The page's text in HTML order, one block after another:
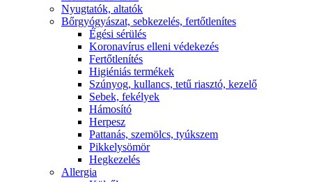
Nyugtatók, altatók
Bőrgyógyászat, sebkezelés, fertőtlenítes
É́gési sérülés
Koronavírus elleni védekezés
Fertőtlenítés
Higiéniás termékek
Szúnyog, kullancs, tetű riasztó, kezelő
Sebek, fekélyek
Hámosító
Herpesz
Pattanás, szemölcs, tyúkszem
Pikkelysömör
Hegkezelés
Allergia